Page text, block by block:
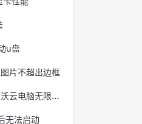
u盘
片不超出边框
退出了云币会消失吗
无法启动